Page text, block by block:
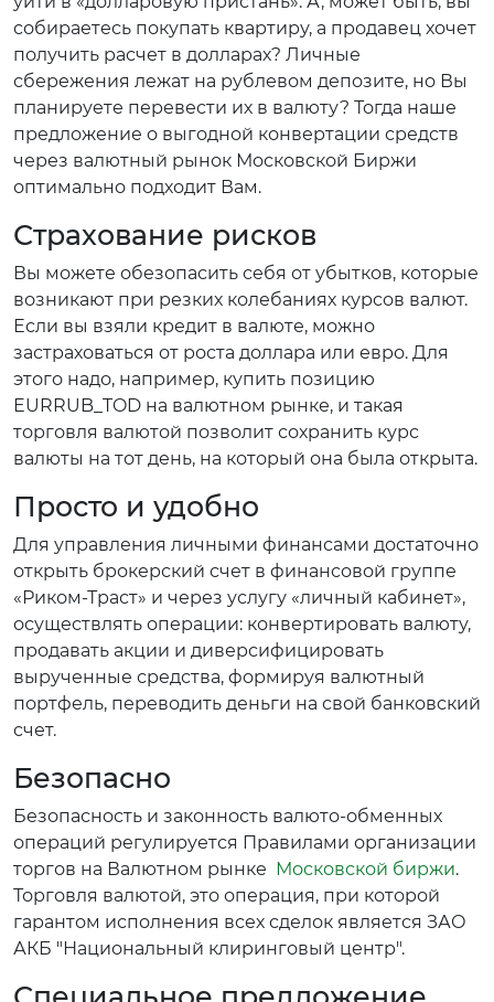
собираетесь покупать квартиру, а продавец хочет
получить расчет в долларах? Личные
сбережения лежат на рублевом депозите, но Вы
планируете перевести их в валюту? Тогда наше
предложение о выгодной конвертации средств
через валютный рынок Московской Биржи
оптимально подходит Вам.
Страхование рисков
Вы можете обезопасить себя от убытков, которые
возникают при резких колебаниях курсов валют.
Если вы взяли кредит в валюте, можно
застраховаться от роста доллара или евро. Для
этого надо, например, купить позицию
EURRUB_TOD на валютном рынке, и такая
торговля валютой позволит сохранить курс
валюты на тот день, на который она была открыта.
Просто и удобно
Для управления личными финансами достаточно
открыть брокерский счет в финансовой группе
«Риком-Траст» и через услугу «личный кабинет»,
осуществлять операции: конвертировать валюту,
продавать акции и диверсифицировать
вырученные средства, формируя валютный
портфель, переводить деньги на свой банковский
счет.
Безопасно
Безопасность и законность валюто-обменных
операций регулируется Правилами организации
торгов на Валютном рынке Московской биржи.
Торговля валютой, это операция, при которой
гарантом исполнения всех сделок является ЗАО
АКБ "Национальный клиринговый центр".